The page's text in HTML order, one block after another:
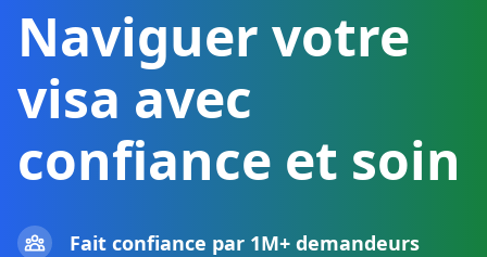
Naviguer votre
visa avec
confiance et soin
Fait confiance par 1M+ demandeurs